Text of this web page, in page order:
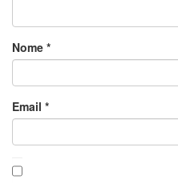
Nome *
Email *